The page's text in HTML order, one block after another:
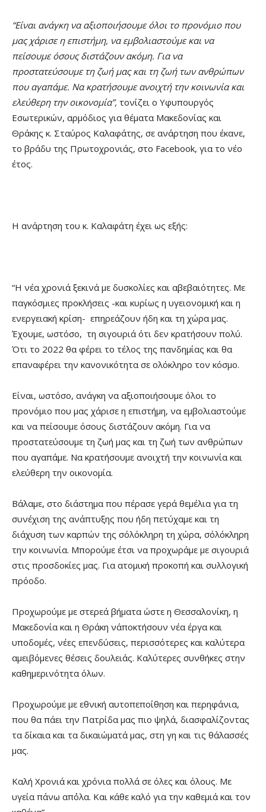
“Είναι ανάγκη να αξιοποιήσουμε όλοι το προνόμιο που
μας χάρισε η επιστήμη, να εμβολιαστούμε και να
πείσουμε όσους διστάζουν ακόμη. Για να
προστατεύσουμε τη ζωή μας και τη ζωή των ανθρώπων
που αγαπάμε. Να κρατήσουμε ανοιχτή την κοινωνία και
ελεύθερη την οικονομία”, τονίζει ο Υφυπουργός
Εσωτερικών, αρμόδιος για θέματα Μακεδονίας και
Θράκης κ. Σταύρος Καλαφάτης, σε ανάρτηση που έκανε,
το βράδυ της Πρωτοχρονιάς, στο Facebook, για το νέο
έτος.
Η ανάρτηση του κ. Καλαφάτη έχει ως εξής:
“Η νέα χρονιά ξεκινά με δυσκολίες και αβεβαιότητες. Με
παγκόσμιες προκλήσεις -και κυρίως η υγειονομική και η
ενεργειακή κρίση- επηρεάζουν ήδη και τη χώρα μας.
Έχουμε, ωστόσο, τη σιγουριά ότι δεν κρατήσουν πολύ.
Ότι το 2022 θα φέρει το τέλος της πανδημίας και θα
επαναφέρει την κανονικότητα σε ολόκληρο τον κόσμο.
Είναι, ωστόσο, ανάγκη να αξιοποιήσουμε όλοι το
προνόμιο που μας χάρισε η επιστήμη, να εμβολιαστούμε
και να πείσουμε όσους διστάζουν ακόμη. Για να
προστατεύσουμε τη ζωή μας και τη ζωή των ανθρώπων
που αγαπάμε. Να κρατήσουμε ανοιχτή την κοινωνία και
ελεύθερη την οικονομία.
Βάλαμε, στο διάστημα που πέρασε γερά θεμέλια για τη
συνέχιση της ανάπτυξης που ήδη πετύχαμε και τη
διάχυση των καρπών της σ΄ολόκληρη τη χώρα, σ΄ολόκληρη
την κοινωνία. Μπορούμε έτσι να προχωράμε με σιγουριά
στις προσδοκίες μας. Για ατομική προκοπή και συλλογική
πρόοδο.
Προχωρούμε με στερεά βήματα ώστε η Θεσσαλονίκη, η
Μακεδονία και η Θράκη ν΄αποκτήσουν νέα έργα και
υποδομές, νέες επενδύσεις, περισσότερες και καλύτερα
αμειβόμενες θέσεις δουλειάς. Καλύτερες συνθήκες στην
καθημερινότητα όλων.
Προχωρούμε με εθνική αυτοπεποίθηση και περηφάνια,
που θα πάει την Πατρίδα μας πιο ψηλά, διασφαλίζοντας
τα δίκαια και τα δικαιώματά μας, στη γη και τις θάλασσές
μας.
Καλή Χρονιά και χρόνια πολλά σε όλες και όλους. Με
υγεία πάνω απ΄όλα. Και κάθε καλό για την καθεμιά και τον